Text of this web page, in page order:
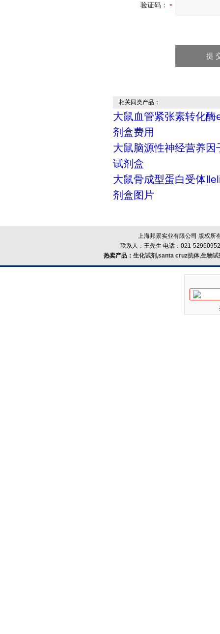
验证码：
相关同类产品：
大鼠血管紧张素转化酶
剂盒费用
大鼠脑源性神经营养因
试剂盒
大鼠骨成型蛋白受体
剂盒图片
上海邦景实业有限公司 版权所
联系人：王先生 电话：021-
热卖产品： 生化试剂,santa cruz抗体,生物